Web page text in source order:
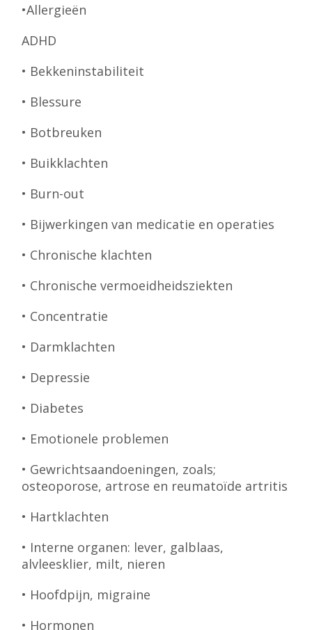
•Allergieën
ADHD
• Bekkeninstabiliteit
• Blessure
• Botbreuken
• Buikklachten
• Burn-out
• Bijwerkingen van medicatie en operaties
• Chronische klachten
• Chronische vermoeidheidsziekten
• Concentratie
• Darmklachten
• Depressie
• Diabetes
• Emotionele problemen
• Gewrichtsaandoeningen, zoals;
osteoporose, artrose en reumatoïde artritis
• Hartklachten
• Interne organen: lever, galblaas,
alvleesklier, milt, nieren
• Hoofdpijn, migraine
• Hormonen